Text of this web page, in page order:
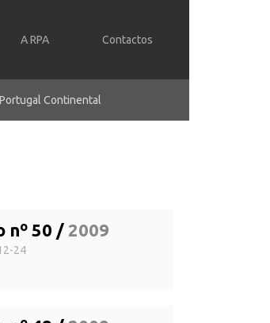
A RPA Contactos
Continental
nº 50 / 2009
24